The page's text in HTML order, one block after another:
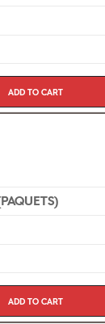
Add to cart
Add to cart